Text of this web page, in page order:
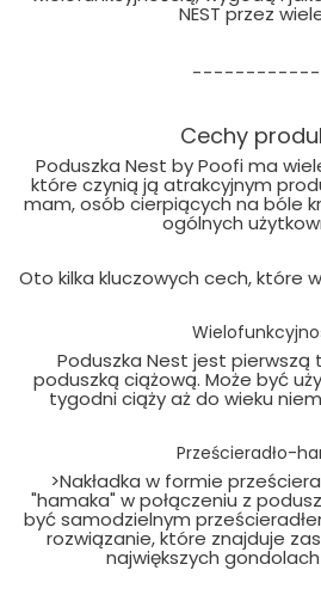
NEST przez
Cechy
Poduszka Nest by Poofi ma
które czynią ją atrakcyjnym
mam, osób cierpiących na bóle
ogólnych
Oto kilka kluczowych cech, które
Poduszka Nest jest pierwszą
poduszką ciążową. Może być
tygodni ciąży aż do wieku
Prześcieradło-
>Nakładka w formie
"hamaka" w połączeniu z
być samodzielnym
rozwiązanie, które znajduje
największych